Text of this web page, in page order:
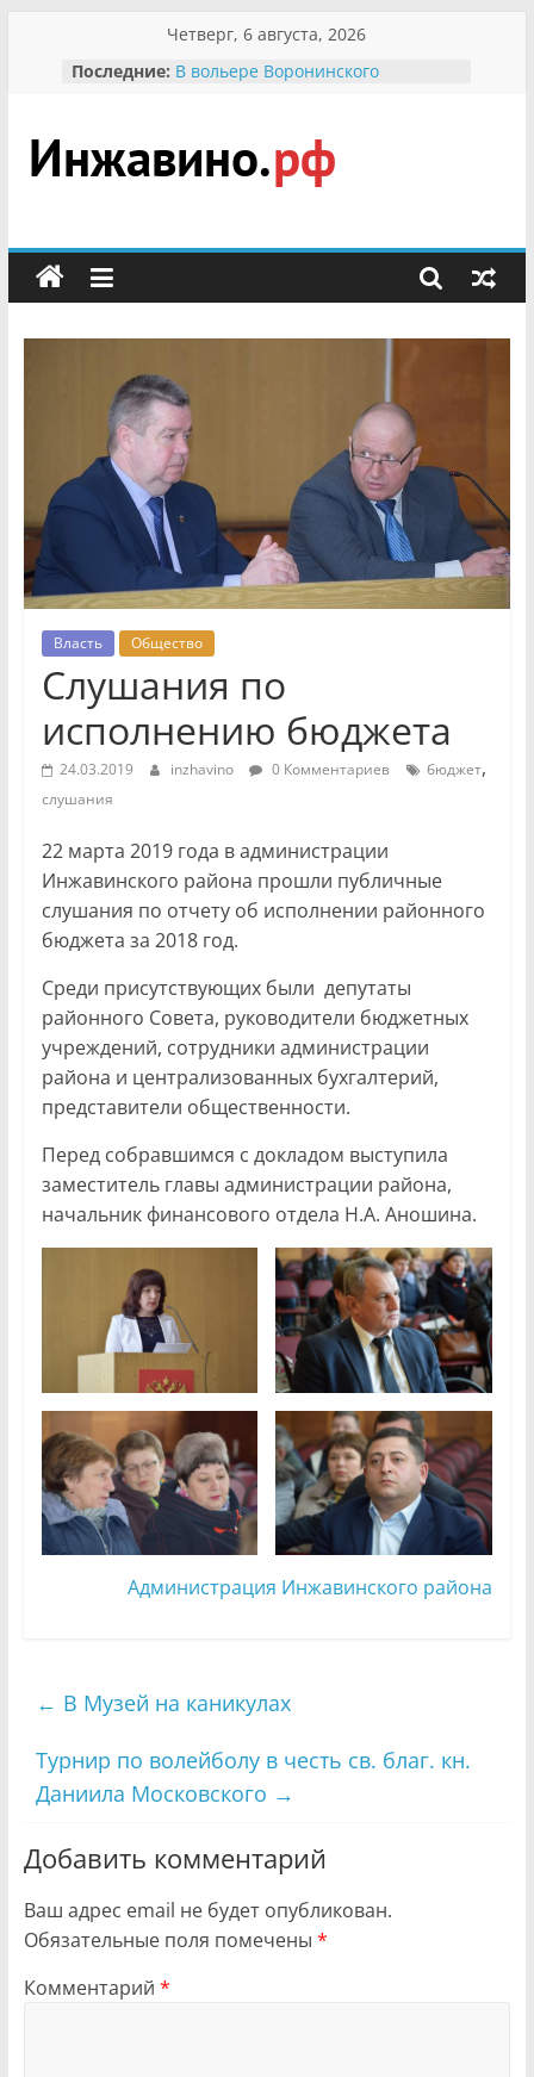
содержимому
Четверг, 6 августа, 2026
Последние: В вольере Воронинского
Мероприятия, посвященные
Международному Дню семьи
Присвоение звания «Почётный
Кирсановой
Безопасность в сети Интернет
мероприятии «Сохраним
первоцветы!»
Инжавино.рф
сельский
портал
Власть Общество
Слушания по
исполнению бюджета
24.03.2019 inzhavino 0 Комментариев бюджет,
слушания
22 марта 2019 года в администрации
Инжавинского района прошли публичные
слушания по отчету об исполнении районного
бюджета за 2018 год.
Среди присутствующих были депутаты
районного Совета, руководители бюджетных
учреждений, сотрудники администрации
района и централизованных бухгалтерий,
представители общественности.
Перед собравшимся с докладом выступила
заместитель главы администрации района,
начальник финансового отдела Н.А. Аношина.
Администрация Инжавинского района
← В Музей на каникулах
Турнир по волейболу в честь св. благ. кн.
Даниила Московского →
Добавить комментарий
Ваш адрес email не будет опубликован.
Обязательные поля помечены *
Комментарий *